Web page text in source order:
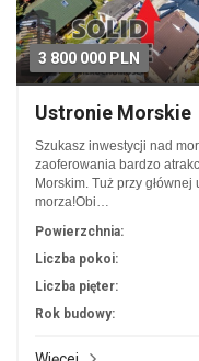
3 800 000 PLN
Ustronie Morskie
Szukasz inwestycji nad
zaoferowania bardzo
Morskim. Tuż przy
morza!Obi…
Powierzchnia:
Liczba pokoi:
Liczba pięter:
Rok budowy: